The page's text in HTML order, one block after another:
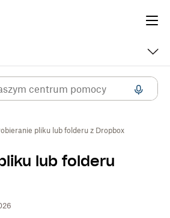
pliku lub folderu z Dropbox
lub folderu